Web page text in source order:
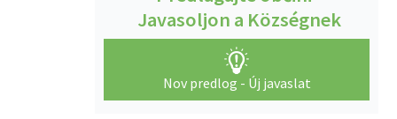
Javasoljon a Községnek
Nov predlog - Új javaslat